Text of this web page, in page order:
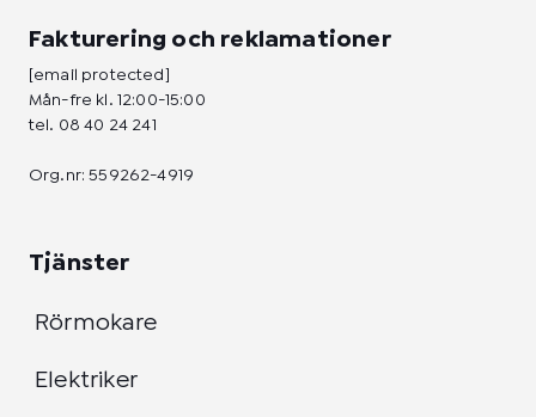
Fakturering och reklamationer
[email protected]
Mån-fre kl. 12:00-15:00
tel. 08 40 24 241
Org.nr: 559262-4919
Tjänster
Rörmokare
Elektriker